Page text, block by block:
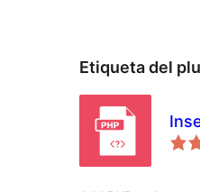
Etiqueta del